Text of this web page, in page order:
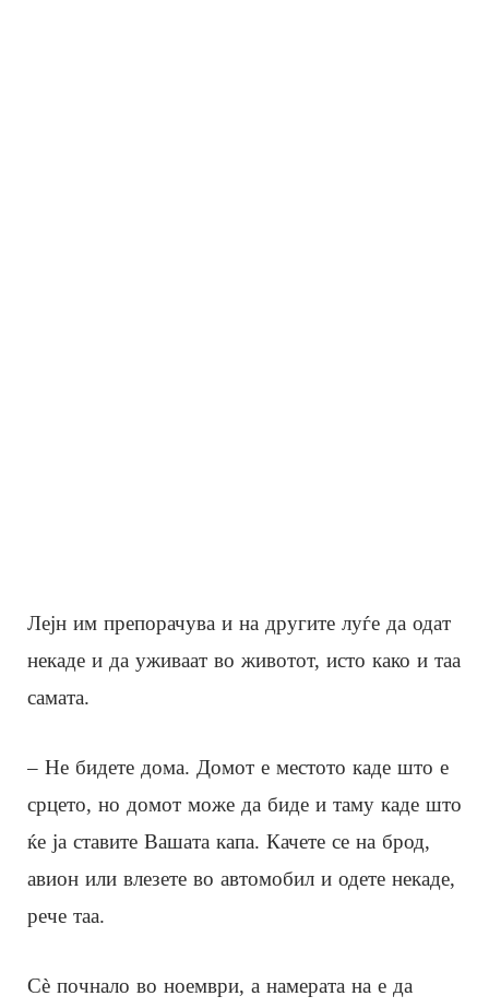
Лејн им препорачува и на другите луѓе да одат
некаде и да уживаат во животот, исто како и таа
самата.
– Не бидете дома. Домот е местото каде што е
срцето, но домот може да биде и таму каде што
ќе ја ставите Вашата капа. Качете се на брод,
авион или влезете во автомобил и одете некаде,
рече таа.
Сè почнало во ноември, а намерата на е да